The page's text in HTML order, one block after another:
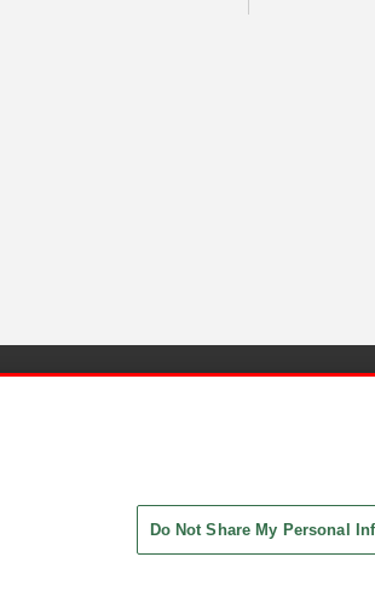
Do Not Share My Personal